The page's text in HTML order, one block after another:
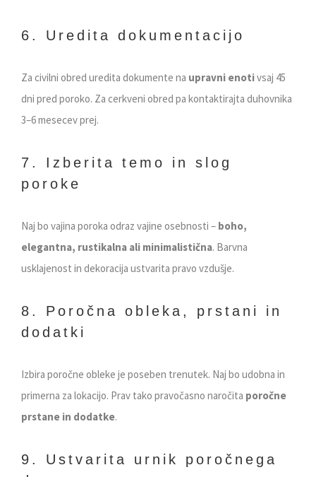
6. Uredita dokumentacijo
Za civilni obred uredita dokumente na upravni enotivsaj 45
dni pred poroko. Za cerkveni obred pa kontaktirajta duhovnika
3–6 mesecev prej.
7. Izberita temo in slog
poroke
Naj bo vajina poroka odraz vajine osebnosti – boho,
elegantna, rustikalna ali minimalistična. Barvna
usklajenost in dekoracija ustvarita pravo vzdušje.
8. Poročna obleka, prstani in
dodatki
Izbira poročne obleke je poseben trenutek. Naj bo udobna in
primerna za lokacijo. Prav tako pravočasno naročita poročne
prstane in dodatke.
9. Ustvarita urnik poročnega